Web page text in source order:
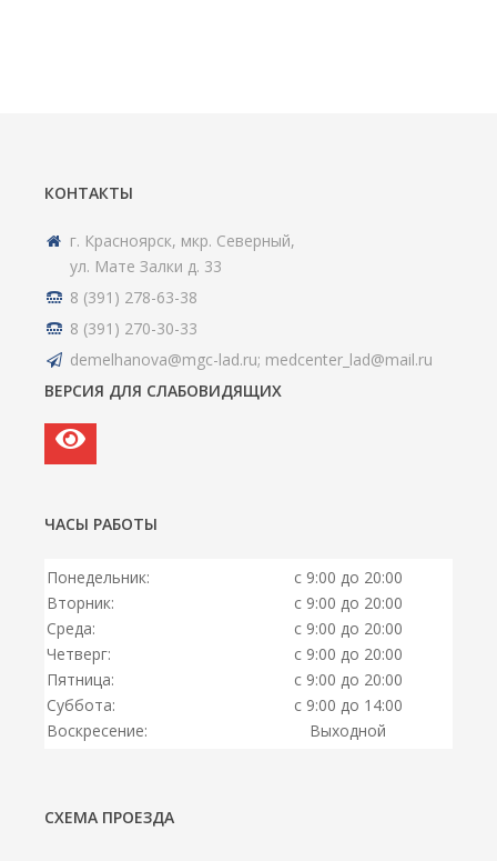
КОНТАКТЫ
г. Красноярск, мкр. Северный,
ул. Мате Залки д. 33
8 (391) 278-63-38
8 (391) 270-30-33
demelhanova@mgc-lad.ru; medcenter_lad@mail.ru
ВЕРСИЯ ДЛЯ СЛАБОВИДЯЩИХ
ЧАСЫ РАБОТЫ
Понедельник:
Вторник:
Среда:
Четверг:
Пятница:
Суббота:
Воскресение:
с 9:00 до 20:00
с 9:00 до 20:00
с 9:00 до 20:00
с 9:00 до 20:00
с 9:00 до 20:00
с 9:00 до 14:00
Выходной
СХЕМА ПРОЕЗДА